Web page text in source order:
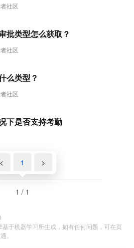
社区
社区
批类型怎么获取？
社区
么类型？
下是否支持考勤
< 1 >
1 / 1
于机器学习所生成，如有任何问题，可在页
。